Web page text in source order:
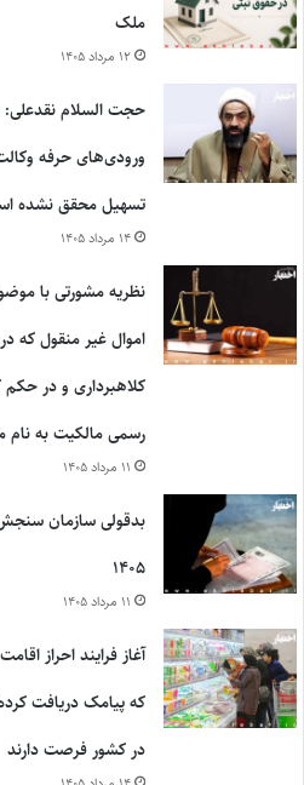
ملک
۱۲ مرداد ۱۴۰۵
حجت السلام
ورودی‌های حرفه
تسهیل محقق نشده
۱۴ مرداد ۱۴۰۵
نظریه مشورتی با
اموال غیر منقول که
کلاهبرداری و در حکم
رسمی مالکیت به
۱۱ مرداد ۱۴۰۵
بدقولی سازمان سنجش
۱۴۰۵
۱۱ مرداد ۱۴۰۵
آغاز فرایند احراز
که پیامک دریافت
در کشور فرصت دارند